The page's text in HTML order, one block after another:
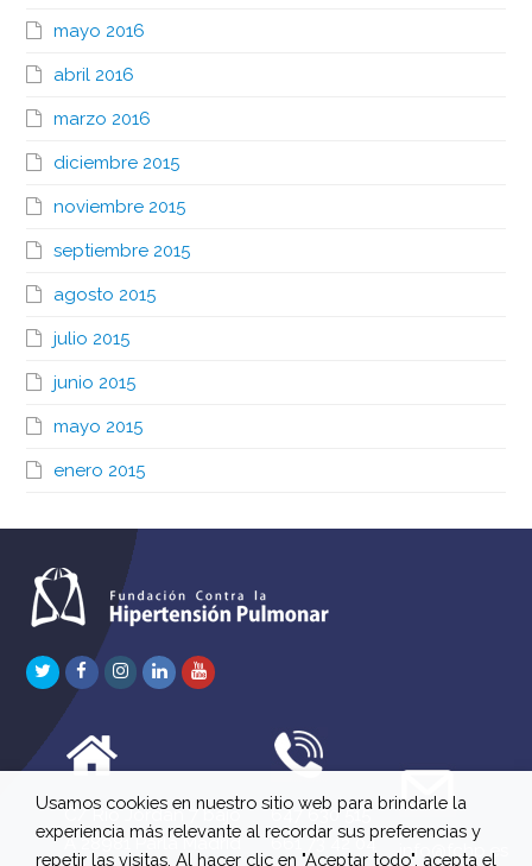
mayo 2016
abril 2016
marzo 2016
diciembre 2015
noviembre 2015
septiembre 2015
agosto 2015
julio 2015
junio 2015
mayo 2015
enero 2015
TwitterFacebook
Instagram
LinkedInYoutube
C/ Río Jordán 7 bajo
A 28981 Parla Madrid
647 630 515
661 73 42 04
info@fchp.es
Usamos cookies en nuestro sitio web para brindarle la
experiencia más relevante al recordar sus preferencias y
repetir las visitas. Al hacer clic en "Aceptar todo", acepta el